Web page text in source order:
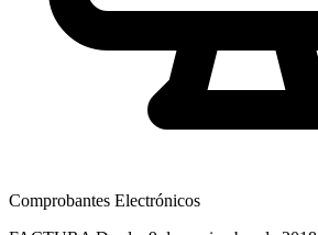
Comprobantes Electrónicos